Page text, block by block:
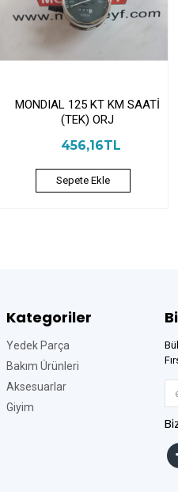
MONDIAL 125 KT KM SAATİ
(TEK) ORJ
456,16TL
Sepete Ekle
Kategoriler
Yedek Parça
Bakım Ürünleri
Aksesuarlar
Giyim